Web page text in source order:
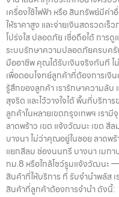
เครื่องใช้ไฟฟ้า หรือ สินทรัพย์มีค่
ให้ราคาสูง และจ่ายเงินสดรวดเร็
โปร่งใส ปลอดภัย เชื่อถือได้ กา
ระบบรักษาความปลอดภัยครบค
มืออาชีพ คุณได้รับเงินจริงทันที ไ
เพื่อตอบโจทย์ลูกค้าที่ต้องการเงิ
รู้สึกของลูกค้า เรารักษาความลับ
สุจริต และไว้วางใจได้ พื้นที่บริก
ลูกค้าในหลายเขตกรุงเทพฯ เรา
ลาดพร้าว เขต แจ้งวัฒนะ เขต สีล
บางนา ไม่ว่าคุณอยู่ในซอย ลาดพ
แยกสีลม ช่องนนทรี บางนา เมกา
กม.8 หรือใกล้โชว์รูมแจ้งวัฒนะ
สินค้าที่ให้บริการ ที่ รับจำนำพลัส
สินค้าที่ลูกค้าต้องการจำนำ ดังนี้: